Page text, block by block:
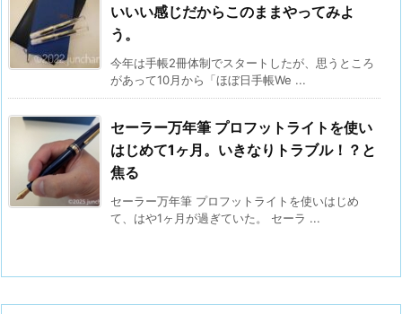
いいい感じだからこのままやってみよ
う。
今年は手帳2冊体制でスタートしたが、思うところ
があって10月から「ほぼ日手帳We ...
セーラー万年筆 プロフットライトを使い
はじめて1ヶ月。いきなりトラブル！？と
焦る
セーラー万年筆 プロフットライトを使いはじめ
て、はや1ヶ月が過ぎていた。 セーラ ...